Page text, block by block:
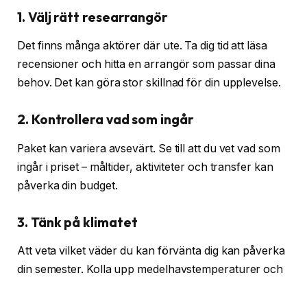
1. Välj rätt researrangör
Det finns många aktörer där ute. Ta dig tid att läsa
recensioner och hitta en arrangör som passar dina
behov. Det kan göra stor skillnad för din upplevelse.
2. Kontrollera vad som ingår
Paket kan variera avsevärt. Se till att du vet vad som
ingår i priset – måltider, aktiviteter och transfer kan
påverka din budget.
3. Tänk på klimatet
Att veta vilket väder du kan förvänta dig kan påverka
din semester. Kolla upp medelhavstemperaturer och